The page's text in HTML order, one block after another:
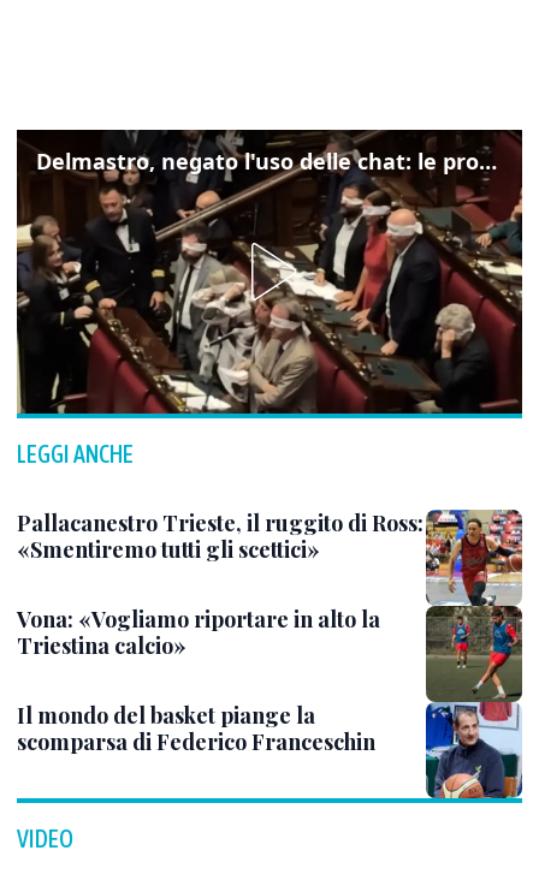
Delmastro, negato l'uso delle chat: le proteste di Avs e M5s
LEGGI ANCHE
Pallacanestro Trieste, il ruggito di Ross:
«Smentiremo tutti gli scettici»
Vona: «Vogliamo riportare in alto la
Triestina calcio»
Il mondo del basket piange la
scomparsa di Federico Franceschin
VIDEO